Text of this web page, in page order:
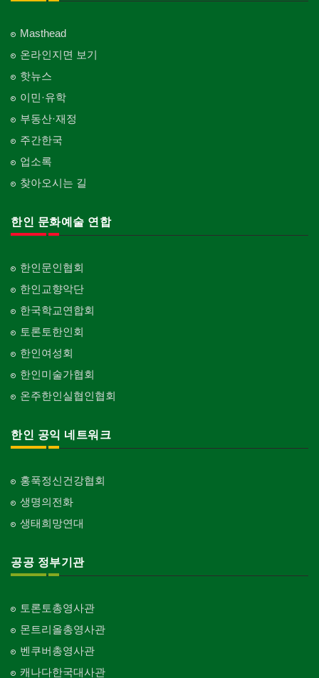
Masthead
온라인지면 보기
핫뉴스
이민·유학
부동산·재정
주간한국
업소록
찾아오시는 길
한인 문화예술 연합
한인문인협회
한인교향악단
한국학교연합회
토론토한인회
한인여성회
한인미술가협회
온주한인실협인협회
한인 공익 네트워크
홍푹정신건강협회
생명의전화
생태희망연대
공공 정부기관
토론토총영사관
몬트리올총영사관
벤쿠버총영사관
캐나다한국대사관